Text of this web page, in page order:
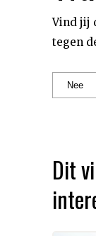
Vind jij
tegen
Nee
Dit